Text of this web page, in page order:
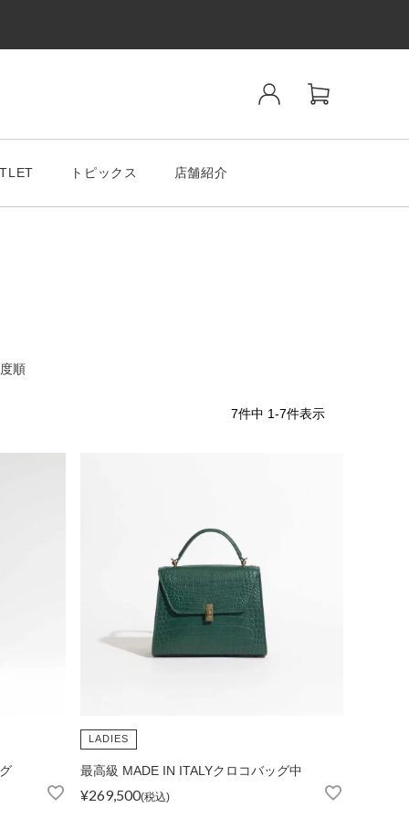
トピックス 店舗紹介
Romeo
お問い合わせ
順
7件中 1-7件表示
LADIES
最高級 MADE IN ITALYクロコバッグ中
¥269,500 税込